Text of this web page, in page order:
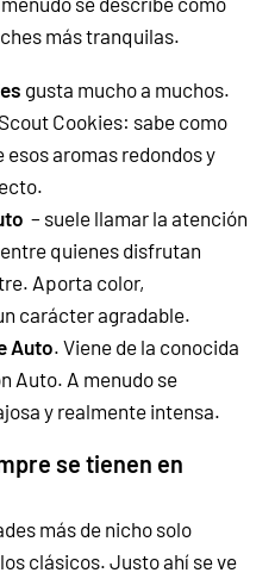
más tranquilas.
gusta mucho a muchos.
Cookies: sabe como
aromas redondos y
– suele llamar la atención
quienes disfrutan
Aporta color,
carácter agradable.
Auto. Viene de la conocida
Auto. A menudo se
y realmente intensa.
se tienen en
más de nicho solo
clásicos. Justo ahí se ve